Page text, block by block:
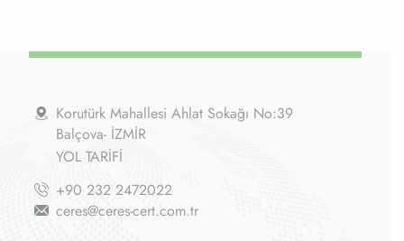
Korutürk Mahallesi Ahlat Sokağı No:39
Balçova- İZMİR
YOL TARİFİ
+90 232 2472022
ceres@ceres-cert.com.tr